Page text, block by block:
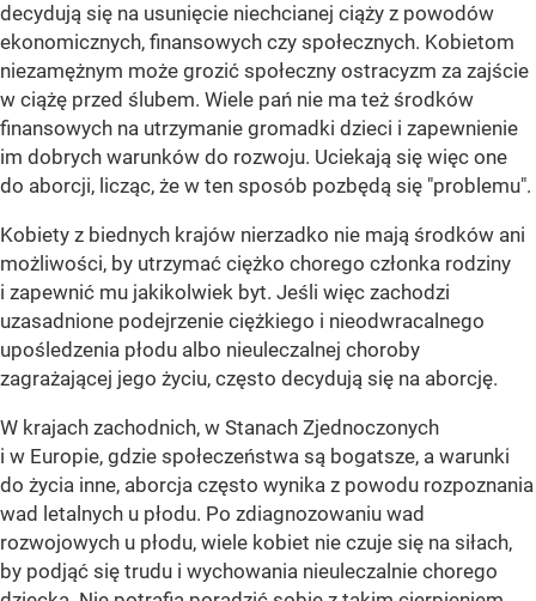
decydują się na usunięcie niechcianej ciąży z powodów
ekonomicznych, finansowych czy społecznych. Kobietom
niezamężnym może grozić społeczny ostracyzm za zajście
w ciążę przed ślubem. Wiele pań nie ma też środków
finansowych na utrzymanie gromadki dzieci i zapewnienie
im dobrych warunków do rozwoju. Uciekają się więc one
do aborcji, licząc, że w ten sposób pozbędą się "problemu".
Kobiety z biednych krajów nierzadko nie mają środków ani
możliwości, by utrzymać ciężko chorego członka rodziny
i zapewnić mu jakikolwiek byt. Jeśli więc zachodzi
uzasadnione podejrzenie ciężkiego i nieodwracalnego
upośledzenia płodu albo nieuleczalnej choroby
zagrażającej jego życiu, często decydują się na aborcję.
W krajach zachodnich, w Stanach Zjednoczonych
i w Europie, gdzie społeczeństwa są bogatsze, a warunki
do życia inne, aborcja często wynika z powodu rozpoznania
wad letalnych u płodu. Po zdiagnozowaniu wad
rozwojowych u płodu, wiele kobiet nie czuje się na siłach,
by podjąć się trudu i wychowania nieuleczalnie chorego